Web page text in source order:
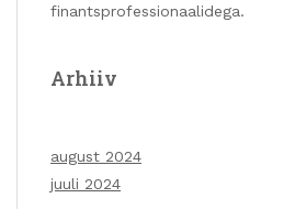
finantsprofessionaalidega.
Arhiiv
august 2024
juuli 2024